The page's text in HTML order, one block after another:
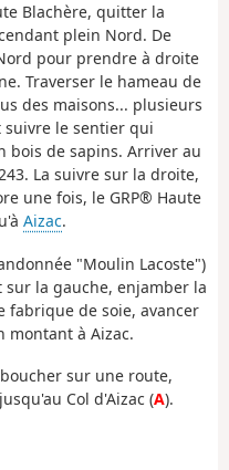
Blachère, quitter la
plein Nord. De
pour prendre à droite
Traverser le hameau de
des maisons... plusieurs
suivre le sentier qui
bois de sapins. Arriver au
La suivre sur la droite,
une fois, le GRP® Haute
Aizac.
"Moulin Lacoste")
la gauche, enjamber la
fabrique de soie, avancer
montant à Aizac.
sur une route,
Col d'Aizac (A).